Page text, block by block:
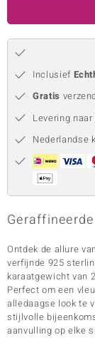
Inclusief
Gratis
Levering naar
Nederlandse
Ontdek de allure
verfijnde 925
karaatgewicht van
Perfect om een
alledaagse look te
stijlvolle
aanvulling op elke